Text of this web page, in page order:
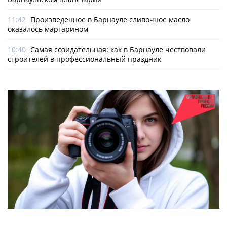
11:42 Произведенное в Барнауле сливочное масло
оказалось маргарином
10:40 Самая созидательная: как в Барнауле чествовали
строителей в профессиональный праздник